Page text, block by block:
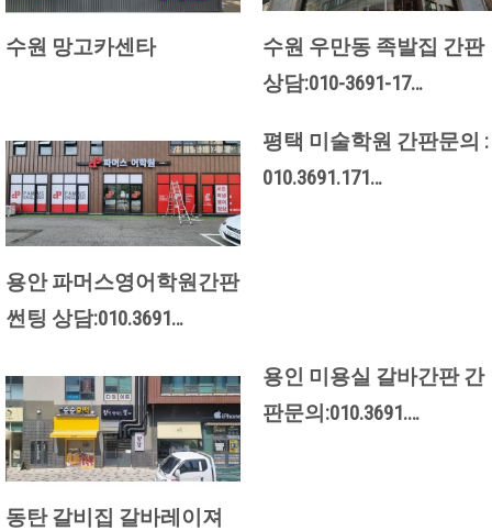
수원 망고카센타
수원 우만동 족발집 간판
상담:010-3691-17…
용안 파머스영어학원간판
썬팅 상담:010.3691…
평택 미술학원 간판문의 :
010.3691.171…
동탄 갈비집 갈바레이져
용인 미용실 갈바간판 간
판문의:010.3691.…